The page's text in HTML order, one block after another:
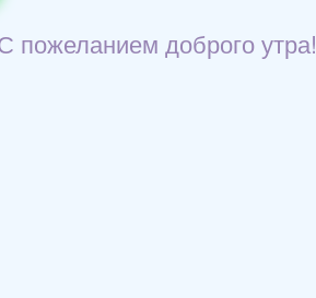
пожеланием доброго утра!